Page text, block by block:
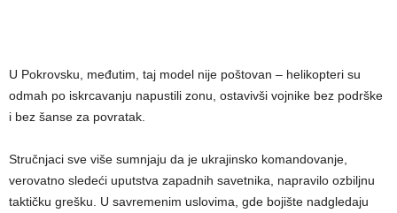
U Pokrovsku, međutim, taj model nije poštovan – helikopteri su
odmah po iskrcavanju napustili zonu, ostavivši vojnike bez podrške
i bez šanse za povratak.
Stručnjaci sve više sumnjaju da je ukrajinsko komandovanje,
verovatno sledeći uputstva zapadnih savetnika, napravilo ozbiljnu
taktičku grešku. U savremenim uslovima, gde bojište nadgledaju